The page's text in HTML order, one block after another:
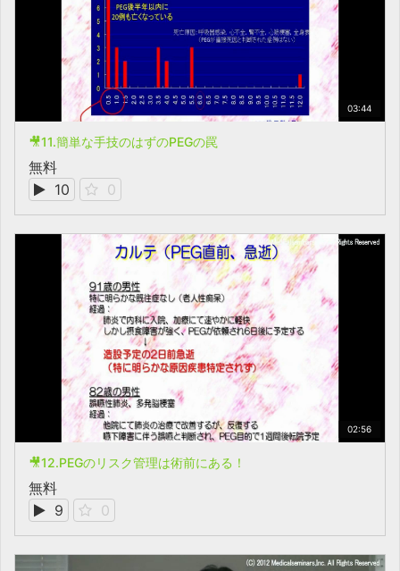
03:44
🎥11.簡単な手技のはずのPEGの罠
無料
10
0
02:56
🎥12.PEGのリスク管理は術前にある！
無料
9
0